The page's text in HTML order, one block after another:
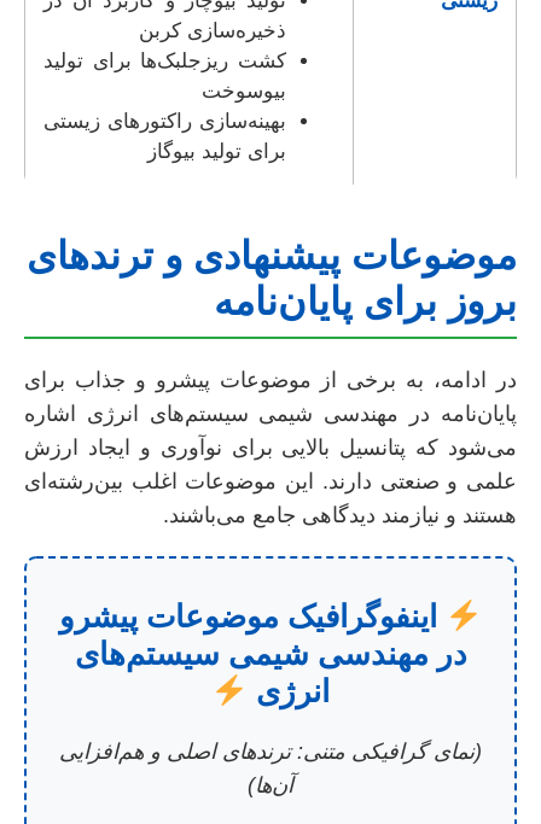
ذخیره‌سازی کربن
کشت ریزجلبک‌ها برای تولید
بیوسوخت
بهینه‌سازی راکتورهای زیستی
برای تولید بیوگاز
موضوعات پیشنهادی و ترندهای
بروز برای پایان‌نامه
در ادامه، به برخی از موضوعات پیشرو و جذاب برای
پایان‌نامه در مهندسی شیمی سیستم‌های انرژی اشاره
می‌شود که پتانسیل بالایی برای نوآوری و ایجاد ارزش
علمی و صنعتی دارند. این موضوعات اغلب بین‌رشته‌ای
هستند و نیازمند دیدگاهی جامع می‌باشند.
اینفوگرافیک موضوعات پیشرو
در مهندسی شیمی سیستم‌های
انرژی
(نمای گرافیکی متنی: ترندهای اصلی و هم‌افزایی
آن‌ها)